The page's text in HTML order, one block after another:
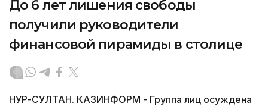
До 6 лет лишения свободы
получили руководители
финансовой пирамиды в столице
НУР-СУЛТАН. КАЗИНФОРМ - Группа лиц осуждена